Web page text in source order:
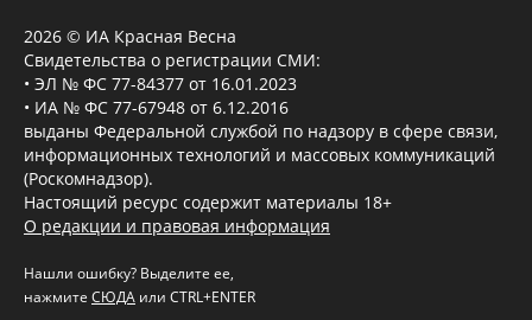
2026 © ИА Красная Весна
Свидетельства о регистрации СМИ:
• ЭЛ № ФС 77-84377 от 16.01.2023
• ИА № ФС 77-67948 от 6.12.2016
выданы Федеральной службой по надзору в сфере связи,
информационных технологий и массовых коммуникаций
(Роскомнадзор).
Настоящий ресурс содержит материалы 18+
О редакции и правовая информация
Нашли ошибку? Выделите ее,
нажмите СЮДА или CTRL+ENTER